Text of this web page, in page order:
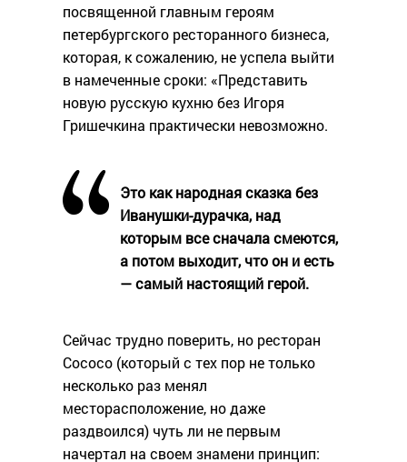
посвященной главным героям
петербургского ресторанного бизнеса,
которая, к сожалению, не успела выйти
в намеченные сроки: «Представить
новую русскую кухню без Игоря
Гришечкина практически невозможно.
Это как народная сказка без
Иванушки-дурачка, над
которым все сначала смеются,
а потом выходит, что он и есть
— самый настоящий герой.
Сейчас трудно поверить, но ресторан
Cococo (который с тех пор не только
несколько раз менял
месторасположение, но даже
раздвоился) чуть ли не первым
начертал на своем знамени принцип: